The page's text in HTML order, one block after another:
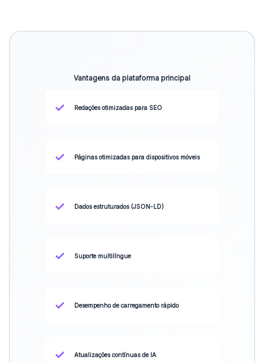
Vantagens da plataforma principal
✓ Redações otimizadas para SEO
✓ Páginas otimizadas para dispositivos móveis
✓ Dados estruturados (JSON-LD)
✓ Suporte multilíngue
✓ Desempenho de carregamento rápido
✓ Atualizações contínuas de IA